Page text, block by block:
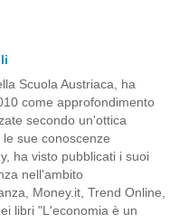
Scuola Austriaca, ha
come approfondimento
secondo un'ottica
sue conoscenze
ha visto pubblicati i suoi
nell'ambito
Money.it, Trend Online,
libri "L'economia è un